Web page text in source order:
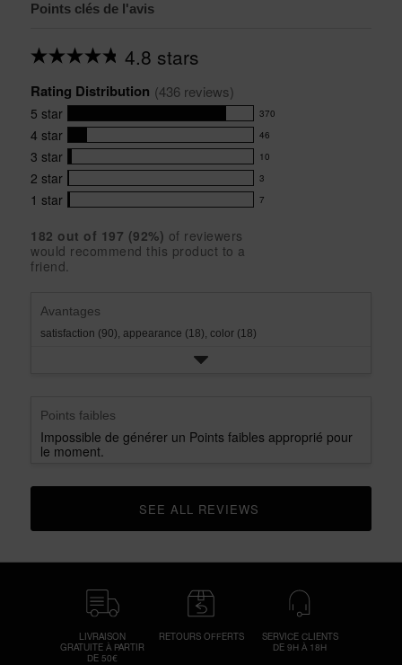
Points clés de l'avis
4.8 stars
Average
for
this
product:
4.8
out
of
5
stars
Rating Distribution (436 reviews)
5 star 370
370
reviews
with
5
star
rating.
4 star 46
46
reviews
with
4
rating.
3 star 10
10
reviews
with
star
rating.
2 star 3
3
reviews
2
star
rating.
1 star 7
7
with
1
182 out of 197 (92%) of reviewers
would recommend this product to a
friend.
Avantages
satisfaction (90), appearance (18), color (18)
Points faibles
Impossible de générer un Points faibles approprié pour
le moment.
CLICK TO GO TO ALL REVIEWS
LIVRAISON
GRATUITE À PARTIR
DE 50€
RETOURS OFFERTS
SERVICE CLIENTS
DE 9H À 18H